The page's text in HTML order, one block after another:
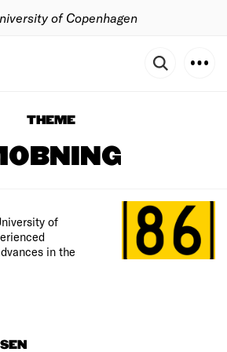
of Copenhagen
THEME
of
in the